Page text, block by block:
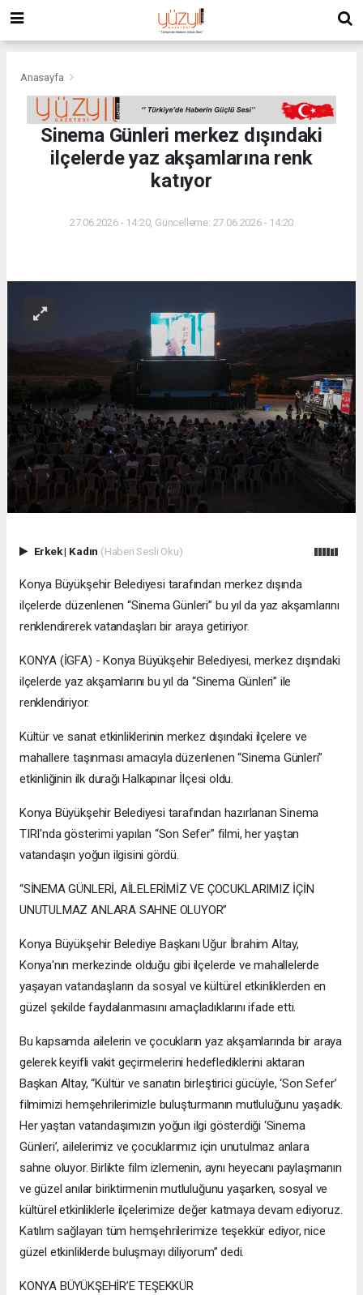
Anasayfa
Sinema Günleri merkez dışındaki
ilçelerde yaz akşamlarına renk
katıyor
27.06.2026 - 14:20, Güncelleme: 27.06.2026 - 14:20
Erkek| Kadın (Haberi Sesli Oku)
Konya Büyükşehir Belediyesi tarafından merkez dışında
ilçelerde düzenlenen “Sinema Günleri” bu yıl da yaz akşamlarını
renklendirerek vatandaşları bir araya getiriyor.
KONYA (İGFA) - Konya Büyükşehir Belediyesi, merkez dışındaki
ilçelerde yaz akşamlarını bu yıl da “Sinema Günleri” ile
renklendiriyor.
Kültür ve sanat etkinliklerinin merkez dışındaki ilçelere ve
mahallere taşınması amacıyla düzenlenen “Sinema Günleri”
etkinliğinin ilk durağı Halkapınar İlçesi oldu.
Konya Büyükşehir Belediyesi tarafından hazırlanan Sinema
TIRI'nda gösterimi yapılan “Son Sefer” filmi, her yaştan
vatandaşın yoğun ilgisini gördü.
“SİNEMA GÜNLERİ, AİLELERİMİZ VE ÇOCUKLARIMIZ İÇİN
UNUTULMAZ ANLARA SAHNE OLUYOR”
Konya Büyükşehir Belediye Başkanı Uğur İbrahim Altay,
Konya'nın merkezinde olduğu gibi ilçelerde ve mahallelerde
yaşayan vatandaşların da sosyal ve kültürel etkinliklerden en
güzel şekilde faydalanmasını amaçladıklarını ifade etti.
Bu kapsamda ailelerin ve çocukların yaz akşamlarında bir araya
gelerek keyifli vakit geçirmelerini hedeflediklerini aktaran
Başkan Altay, “Kültür ve sanatın birleştirici gücüyle, ‘Son Sefer’
filmimizi hemşehrilerimizle buluşturmanın mutluluğunu yaşadık.
Her yaştan vatandaşımızın yoğun ilgi gösterdiği ‘Sinema
Günleri’, ailelerimiz ve çocuklarımız için unutulmaz anlara
sahne oluyor. Birlikte film izlemenin, aynı heyecanı paylaşmanın
ve güzel anılar biriktirmenin mutluluğunu yaşarken, sosyal ve
kültürel etkinliklerle ilçelerimize değer katmaya devam ediyoruz.
Katılım sağlayan tüm hemşehrilerimize teşekkür ediyor, nice
güzel etkinliklerde buluşmayı diliyorum” dedi.
KONYA BÜYÜKŞEHİR’E TEŞEKKÜR